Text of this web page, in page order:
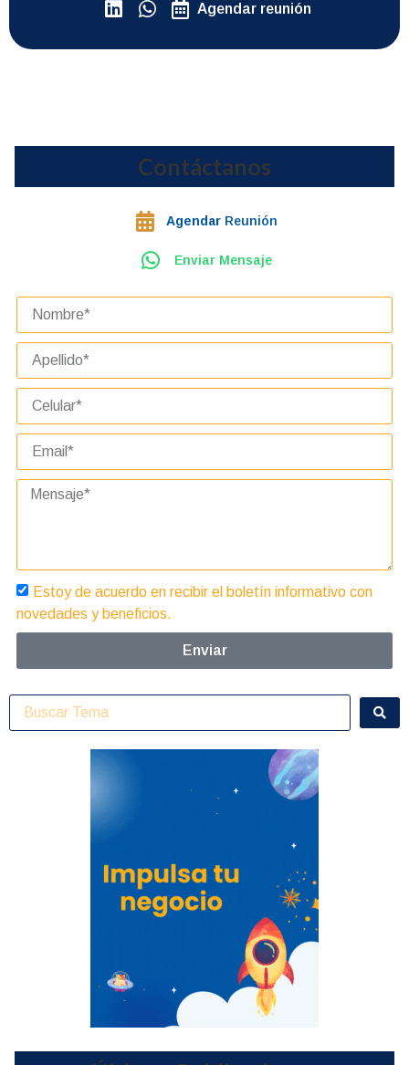
Agendar reunión
Contáctanos
Agendar Reunión
Enviar Mensaje
Estoy de acuerdo en recibir el boletín informativo con
novedades y beneficios.
Enviar